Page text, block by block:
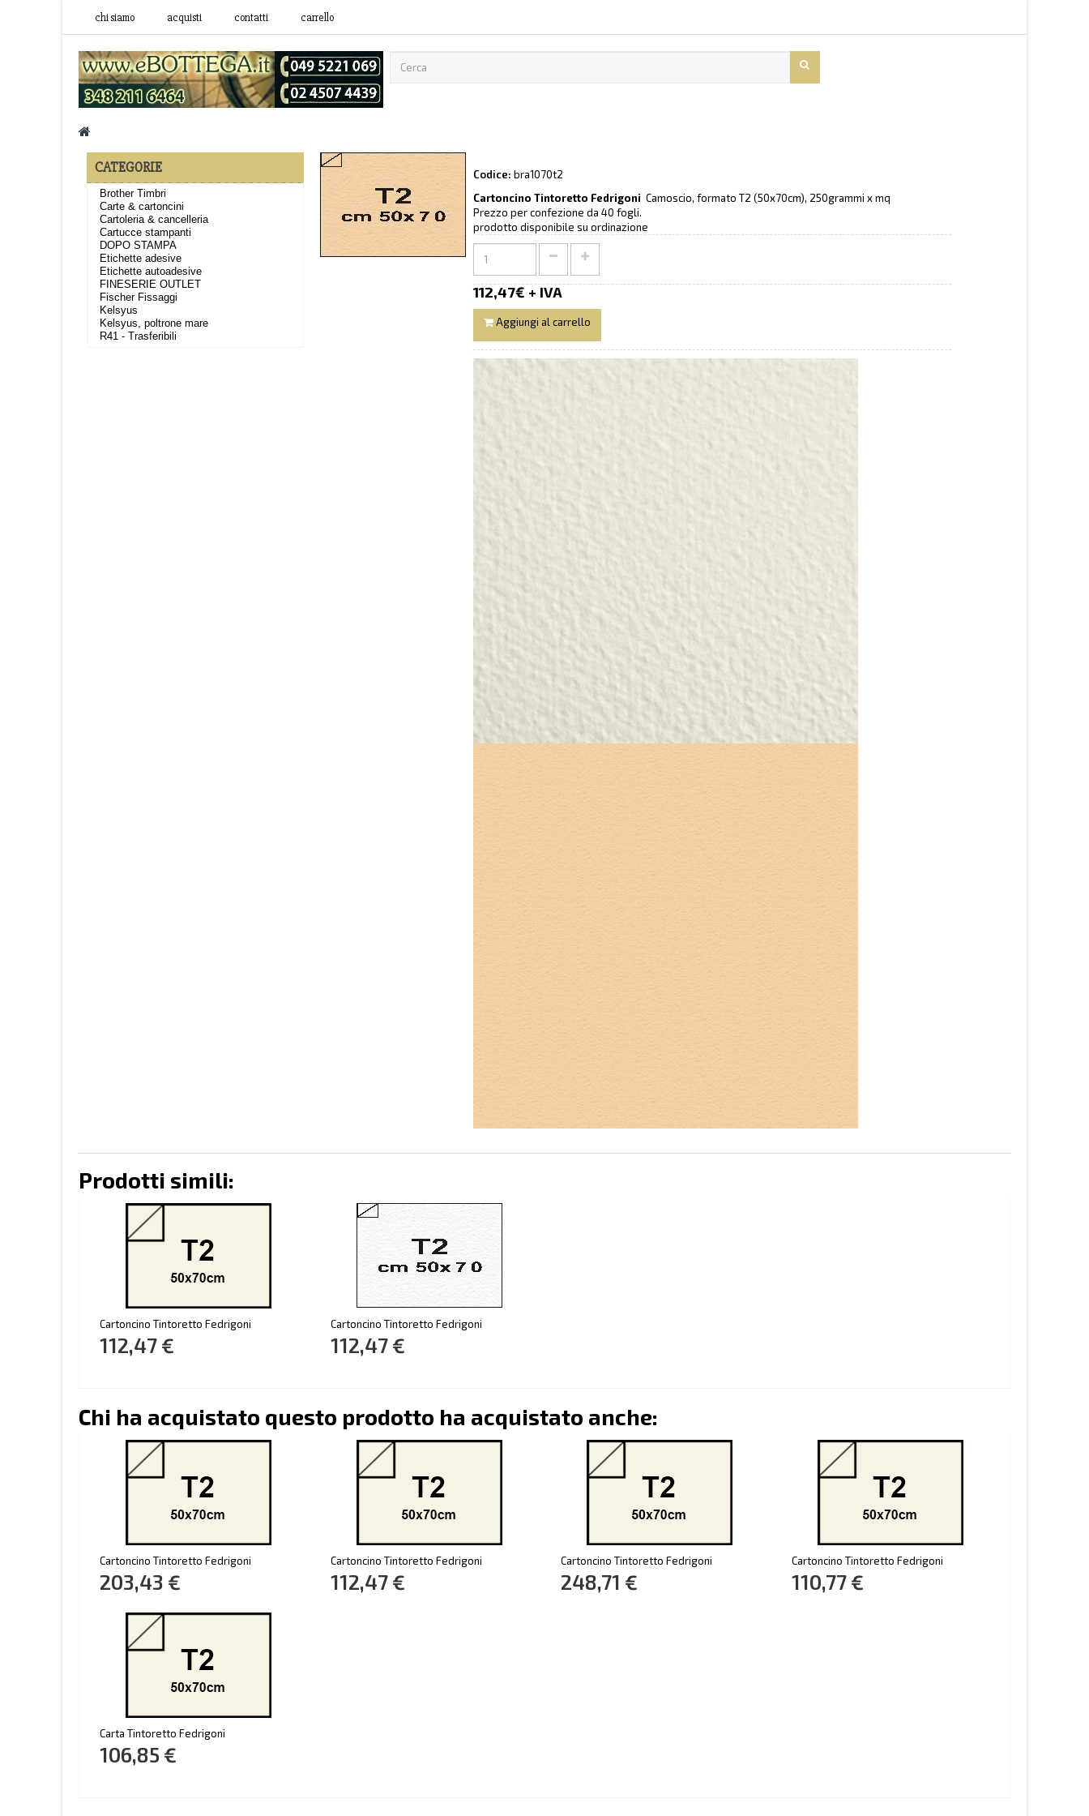
chi siamo acquisti contatti carrello
CATEGORIE
Brother Timbri
Carte & cartoncini
Cartoleria & cancelleria
Cartucce stampanti
DOPO STAMPA
Etichette adesive
Etichette autoadesive
FINESERIE OUTLET
Fischer Fissaggi
Kelsyus
Kelsyus, poltrone mare
R41 - Trasferibili
Codice: bra1070t2
Cartoncino Tintoretto Fedrigoni Camoscio, formato T2 (50x70cm), 250grammi x mq
Prezzo per confezione da 40 fogli.
prodotto disponibile su ordinazione
112,47€ + IVA
Aggiungi al carrello
Prodotti simili:
Cartoncino Tintoretto Fedrigoni
112,47 €
Cartoncino Tintoretto Fedrigoni
112,47 €
Chi ha acquistato questo prodotto ha acquistato anche:
Cartoncino Tintoretto Fedrigoni
203,43 €
Cartoncino Tintoretto Fedrigoni
112,47 €
Cartoncino Tintoretto Fedrigoni
248,71 €
Cartoncino Tintoretto Fedrigoni
110,77 €
Carta Tintoretto Fedrigoni
106,85 €